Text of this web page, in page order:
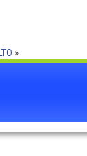
»